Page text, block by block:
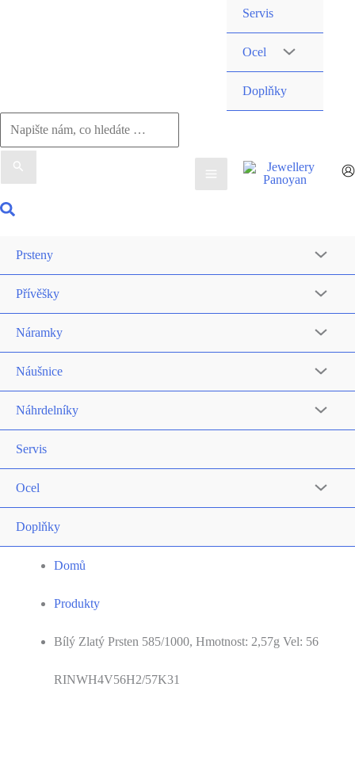
Servis
Ocel
Doplňky
Vyhledat
pro:
Hledat
Prsteny
Přívěšky
Náramky
Náušnice
Náhrdelníky
Servis
Ocel
Doplňky
Domů
Produkty
Bílý Zlatý Prsten 585/1000, Hmotnost: 2,57g Vel: 56
RINWH4V56H2/57K31